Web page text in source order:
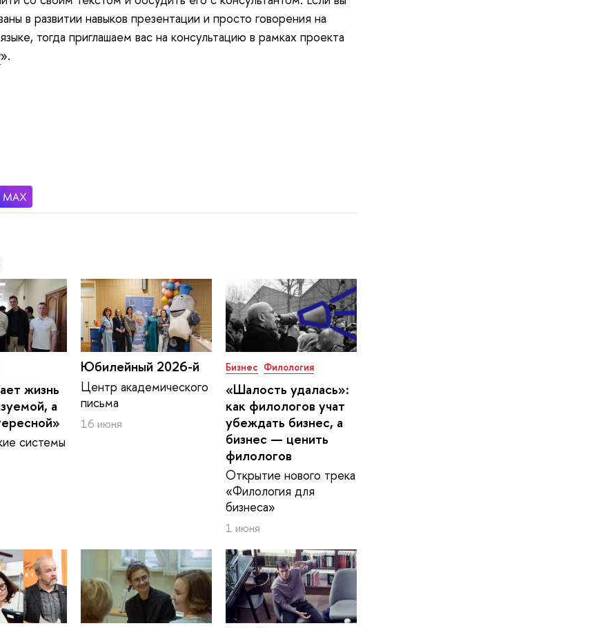
в развитии навыков презентации и просто говорения на
тогда приглашаем вас на консультацию в рамках проекта
».
жизнь
а
системы
Юбилейный 2026-й
Центр академического
письма
16 июня
Бизнес Филология
«Шалость удалась»:
как филологов учат
убеждать бизнес, а
бизнес — ценить
филологов
Открытие нового трека
«Филология для
бизнеса»
1 июня